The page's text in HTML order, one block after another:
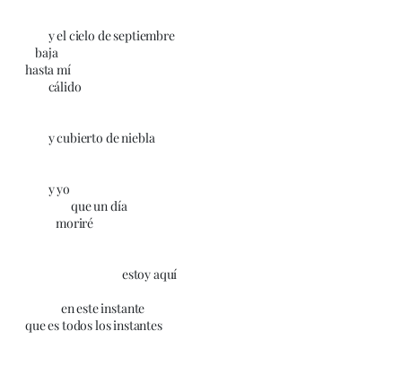
y el cielo de septiembre
baja
hasta mí
cálido
y cubierto de niebla
y yo
que un día
moriré
estoy aquí
en este instante
que es todos los instantes